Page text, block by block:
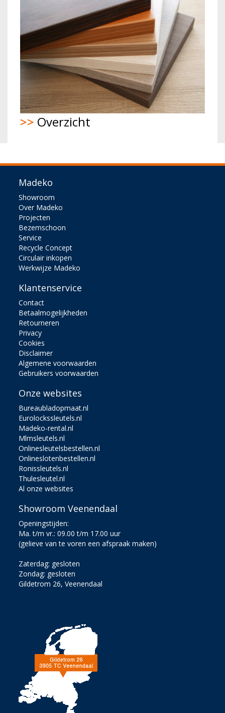
>> Overzicht
Madeko
Showroom
Over Madeko
Projecten
Bezemschoon
Service
Recycle Concept
Circulair inkopen
Werkwijze Madeko
Klantenservice
Contact
Betaalmogelijkheden
Retourneren
Privacy
Cookies
Disclaimer
Algemene voorwaarden
Gebruikers voorwaarden
Onze websites
Bureaubladopmaat.nl
Eurolockssleutels.nl
Madeko-rental.nl
Mlmsleutels.nl
Onlinesleutelsbestellen.nl
Onlineslotenbestellen.nl
Ronissleutels.nl
Thulesleutel.nl
Al onze websites
Showroom Veenendaal
Openingstijden:
Ma. t/m vr.: 09.00 t/m 17.00 uur
(gelieve van te voren een afspraak maken)
Zaterdag: gesloten
Zondag: gesloten
Gildetrom 26, Veenendaal